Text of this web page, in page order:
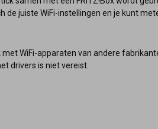
juiste WiFi-instellingen en je kunt
WiFi-apparaten van andere
drivers is niet vereist.